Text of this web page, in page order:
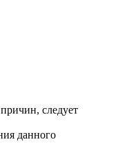
следует
данного